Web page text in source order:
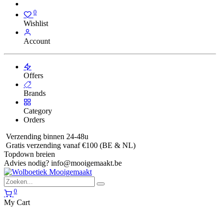
0
Wishlist
Account
Offers
Brands
Category
Orders
Verzending binnen 24-48u
Gratis verzending vanaf €100 (BE & NL)
Topdown breien
Advies nodig? info@mooigemaakt.be
0
My Cart